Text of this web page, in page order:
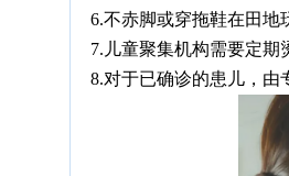
6.不赤脚或穿拖鞋在田地
7.儿童聚集机构需要定期
8.对于已确诊的患儿，由